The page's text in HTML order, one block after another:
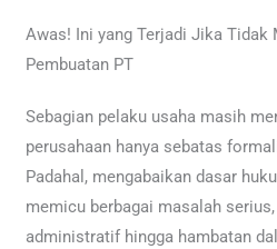
Awas! Ini yang Terjadi Jika Tidak
Pembuatan PT
Sebagian pelaku usaha masih
perusahaan hanya sebatas
Padahal, mengabaikan dasar
memicu berbagai masalah
administratif hingga hambatan